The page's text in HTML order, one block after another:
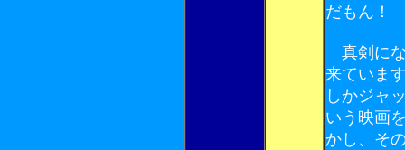
だもん！
真剣にな
来ていま
しかジャ
いう映画
かし、そ